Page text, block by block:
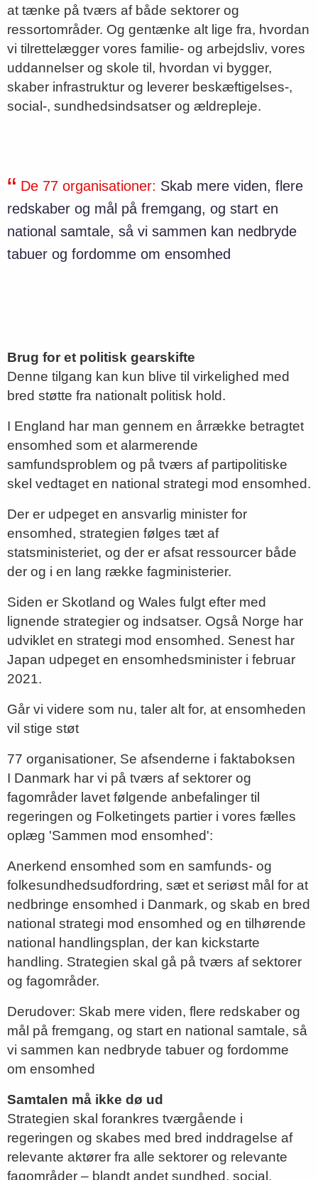
at tænke på tværs af både sektorer og
ressortområder. Og gentænke alt lige fra, hvordan
vi tilrettelægger vores familie- og arbejdsliv, vores
uddannelser og skole til, hvordan vi bygger,
skaber infrastruktur og leverer beskæftigelses-,
social-, sundhedsindsatser og ældrepleje.
De 77 organisationer: Skab mere viden, flere
redskaber og mål på fremgang, og start en
national samtale, så vi sammen kan nedbryde
tabuer og fordomme om ensomhed
Brug for et politisk gearskifte
Denne tilgang kan kun blive til virkelighed med
bred støtte fra nationalt politisk hold.
I England har man gennem en årrække betragtet
ensomhed som et alarmerende
samfundsproblem og på tværs af partipolitiske
skel vedtaget en national strategi mod ensomhed.
Der er udpeget en ansvarlig minister for
ensomhed, strategien følges tæt af
statsministeriet, og der er afsat ressourcer både
der og i en lang række fagministerier.
Siden er Skotland og Wales fulgt efter med
lignende strategier og indsatser. Også Norge har
udviklet en strategi mod ensomhed. Senest har
Japan udpeget en ensomhedsminister i februar
2021.
Går vi videre som nu, taler alt for, at ensomheden
vil stige støt
77 organisationer, Se afsenderne i faktaboksen
I Danmark har vi på tværs af sektorer og
fagområder lavet følgende anbefalinger til
regeringen og Folketingets partier i vores fælles
oplæg 'Sammen mod ensomhed':
Anerkend ensomhed som en samfunds- og
folkesundhedsudfordring, sæt et seriøst mål for at
nedbringe ensomhed i Danmark, og skab en bred
national strategi mod ensomhed og en tilhørende
national handlingsplan, der kan kickstarte
handling. Strategien skal gå på tværs af sektorer
og fagområder.
Derudover: Skab mere viden, flere redskaber og
mål på fremgang, og start en national samtale, så
vi sammen kan nedbryde tabuer og fordomme
om ensomhed
Samtalen må ikke dø ud
Strategien skal forankres tværgående i
regeringen og skabes med bred inddragelse af
relevante aktører fra alle sektorer og relevante
fagområder – blandt andet sundhed, social,